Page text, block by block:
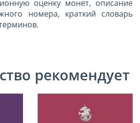
оценку монет, описание
номера, краткий словарь
рекомендует